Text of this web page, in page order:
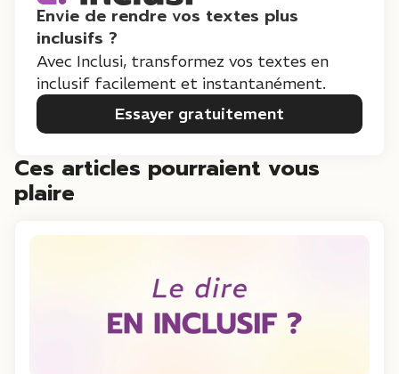
Envie de rendre vos textes plus
inclusifs ?
Avec Inclusi, transformez vos textes en
inclusif facilement et instantanément.
Essayer gratuitement
Ces articles pourraient vous
plaire